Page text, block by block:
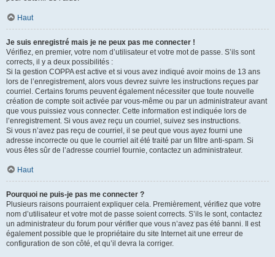
Haut
Je suis enregistré mais je ne peux pas me connecter !
Vérifiez, en premier, votre nom d’utilisateur et votre mot de passe. S’ils sont
corrects, il y a deux possibilités :
Si la gestion COPPA est active et si vous avez indiqué avoir moins de 13 ans
lors de l’enregistrement, alors vous devrez suivre les instructions reçues par
courriel. Certains forums peuvent également nécessiter que toute nouvelle
création de compte soit activée par vous-même ou par un administrateur avant
que vous puissiez vous connecter. Cette information est indiquée lors de
l’enregistrement. Si vous avez reçu un courriel, suivez ses instructions.
Si vous n’avez pas reçu de courriel, il se peut que vous ayez fourni une
adresse incorrecte ou que le courriel ait été traité par un filtre anti-spam. Si
vous êtes sûr de l’adresse courriel fournie, contactez un administrateur.
Haut
Pourquoi ne puis-je pas me connecter ?
Plusieurs raisons pourraient expliquer cela. Premièrement, vérifiez que votre
nom d’utilisateur et votre mot de passe soient corrects. S’ils le sont, contactez
un administrateur du forum pour vérifier que vous n’avez pas été banni. Il est
également possible que le propriétaire du site Internet ait une erreur de
configuration de son côté, et qu’il devra la corriger.